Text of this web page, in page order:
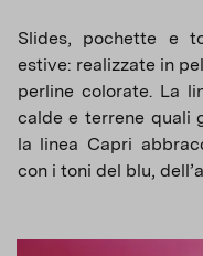
Slides, pochette e
estive: realizzate in
perline colorate. La
calde e terrene quali
la linea Capri
con i toni del blu,